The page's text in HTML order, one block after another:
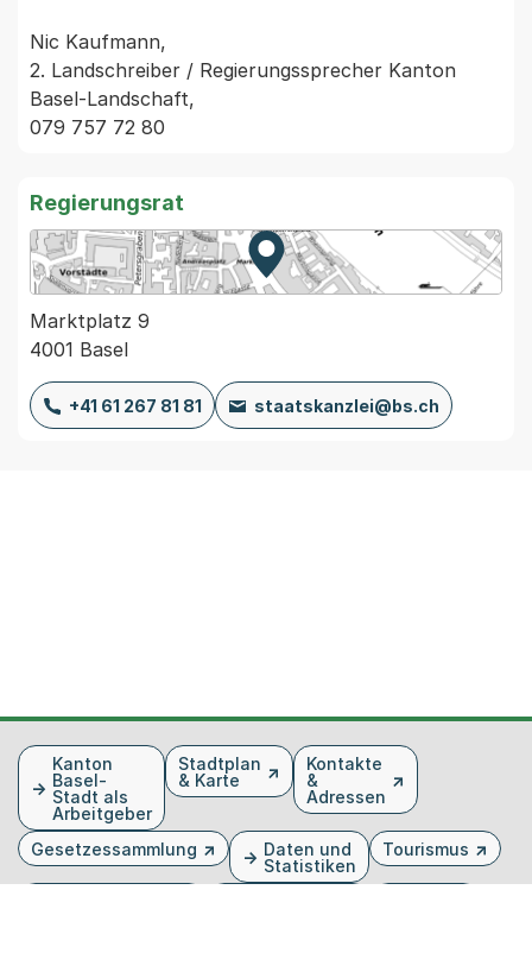
Nic Kaufmann,
2. Landschreiber / Regierungssprecher Kanton
Basel-Landschaft,
Regierungsrat
Zur Karte von MapBS.
Externer Link, wird in einem
Marktplatz 9
4001 Basel
+41 61 267 81 81 staatskanzlei@bs.ch
FusszeileKanton
Basel-
Stadt als
Arbeitgeber
Stadtplan
& Karte
Kontakte
&
Adressen
Gesetzessammlung
Daten und
Statistiken
Tourismus